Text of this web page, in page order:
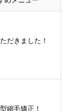
だきました！
縮毛矯正！